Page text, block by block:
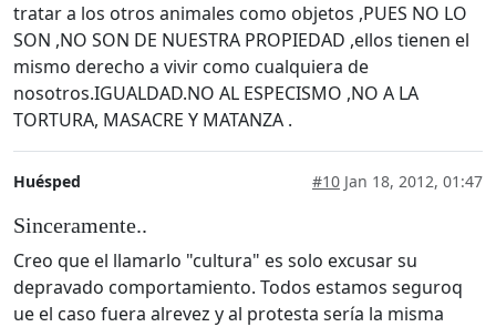
tratar a los otros animales como objetos ,PUES NO LO
SON ,NO SON DE NUESTRA PROPIEDAD ,ellos tienen el
mismo derecho a vivir como cualquiera de
nosotros.IGUALDAD.NO AL ESPECISMO ,NO A LA
TORTURA, MASACRE Y MATANZA .
Huésped #10 Jan 18, 2012, 01:47
Sinceramente..
Creo que el llamarlo "cultura" es solo excusar su
depravado comportamiento. Todos estamos seguroq
ue el caso fuera alrevez y al protesta sería la misma